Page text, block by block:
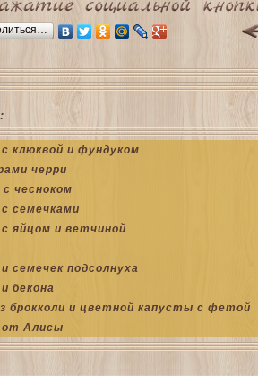
клюквой и фундуком
черри
с чесноком
семечками
яйцом и ветчиной
семечек подсолнуха
бекона
брокколи и цветной капусты с фетой
от Алисы